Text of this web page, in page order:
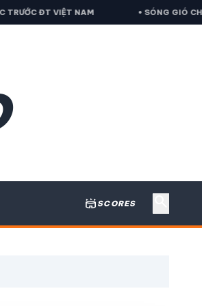
ĐT VIỆT NAM • SÓNG GIÓ
stadium SCORES